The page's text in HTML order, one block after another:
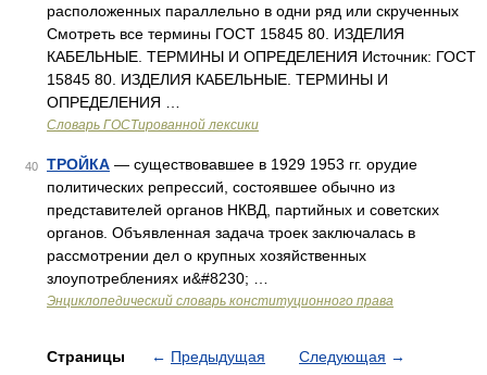
расположенных параллельно в одни ряд или скрученных
Смотреть все термины ГОСТ 15845 80. ИЗДЕЛИЯ
КАБЕЛЬНЫЕ. ТЕРМИНЫ И ОПРЕДЕЛЕНИЯ Источник: ГОСТ
15845 80. ИЗДЕЛИЯ КАБЕЛЬНЫЕ. ТЕРМИНЫ И
ОПРЕДЕЛЕНИЯ …
Словарь ГОСТированной лексики
40 ТРОЙКА — существовавшее в 1929 1953 гг. орудие
политических репрессий, состоявшее обычно из
представителей органов НКВД, партийных и советских
органов. Объявленная задача троек заключалась в
рассмотрении дел о крупных хозяйственных
злоупотреблениях и&#8230; …
Энциклопедический словарь конституционного права
Страницы ← Предыдущая Следующая →